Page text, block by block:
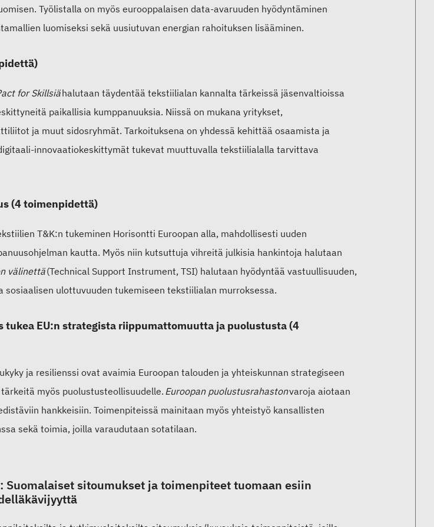
Työlistalla on myös eurooppalaisen data-avaruuden hyödyntäminen
luomiseksi sekä uusiutuvan energian rahoituksen lisääminen.
for Skillsiähalutaan täydentää tekstiilialan kannalta tärkeissä jäsenvaltioissa
paikallisia kumppanuuksia. Niissä on mukana yritykset,
ja muut sidosryhmät. Tarkoituksena on yhdessä kehittää osaamista ja
innovaatiokeskittymät tukevat muuttuvalla tekstiilialalla tarvittava
(4 toimenpidettä)
T&K:n tukeminen Horisontti Euroopan alla, mahdollisesti uuden
kautta. Myös niin kutsuttuja vihreitä julkisia hankintoja halutaan
välinettä(Technical Support Instrument, TSI) halutaan hyödyntää vastuullisuuden,
sosiaalisen ulottuvuuden tukemiseen tekstiilialan murroksessa.
tukea EU:n strategista riippumattomuutta ja puolustusta (4
ja resilienssi ovat avaimia Euroopan talouden ja yhteiskunnan strategiseen
myös puolustusteollisuudelle. Euroopan puolustusrahastonvaroja aiotaan
hankkeisiin. Toimenpiteissä mainitaan myös yhteistyö kansallisten
sekä toimia, joilla varaudutaan sotatilaan.
Suomalaiset sitoumukset ja toimenpiteet tuomaan esiin